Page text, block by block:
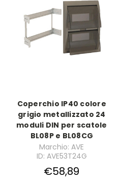
Coperchio IP40 colore
grigio metallizzato 24
moduli DIN per scatole
BL08P e BL08CG
Marchio: AVE
ID: AVE53T24G
€58,89